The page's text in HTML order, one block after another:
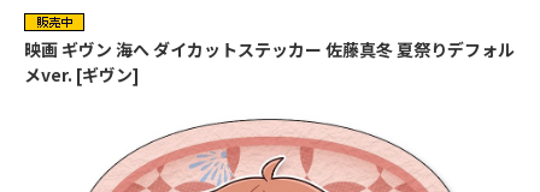
映画 ギヴン 海へ ダイカットステッカー 佐藤真冬 夏祭りデフォル
メver. [ギヴン]